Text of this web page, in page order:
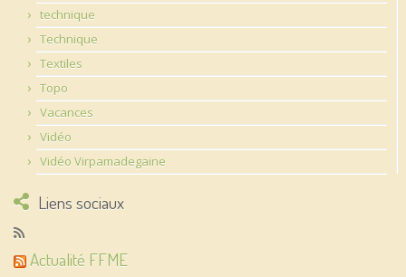
technique
Technique
Textiles
Topo
Vacances
Vidéo
Vidéo Virpamadegaine
Liens sociaux
Actualité FFME